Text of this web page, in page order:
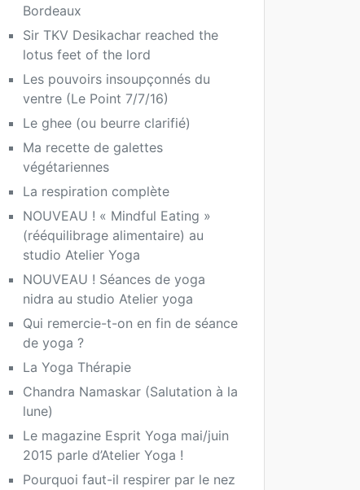
Bordeaux
Sir TKV Desikachar reached the
lotus feet of the lord
Les pouvoirs insoupçonnés du
ventre (Le Point 7/7/16)
Le ghee (ou beurre clarifié)
Ma recette de galettes
végétariennes
La respiration complète
NOUVEAU ! « Mindful Eating »
(rééquilibrage alimentaire) au
studio Atelier Yoga
NOUVEAU ! Séances de yoga
nidra au studio Atelier yoga
Qui remercie-t-on en fin de séance
de yoga ?
La Yoga Thérapie
Chandra Namaskar (Salutation à la
lune)
Le magazine Esprit Yoga mai/juin
2015 parle d’Atelier Yoga !
Pourquoi faut-il respirer par le nez